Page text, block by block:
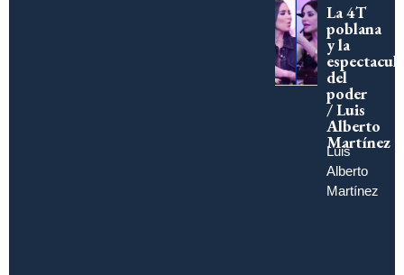
La 4T
poblana
y la
del
poder
/ Luis
Alberto
Martínez
Luis
Alberto
Martínez